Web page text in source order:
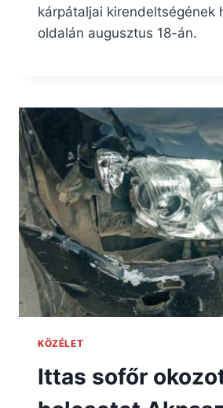
kárpátaljai kirendeltségének
oldalán augusztus 18-án.
KÖZÉLET
Ittas sofőr